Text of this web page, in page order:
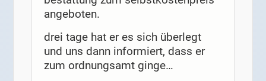
angeboten.
drei tage hat er es sich überlegt
und uns dann informiert, dass er
zum ordnungsamt ginge…